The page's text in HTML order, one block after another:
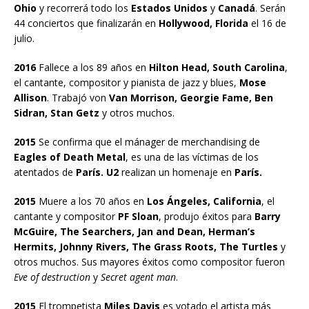
Ohio y recorrerá todo los Estados Unidos y Canadá. Serán
44 conciertos que finalizarán en Hollywood, Florida el 16 de
julio.
2016Fallece a los 89 años en Hilton Head, South Carolina,
el cantante, compositor y pianista de jazz y blues, Mose
Allison. Trabajó von Van Morrison, Georgie Fame, Ben
Sidran, Stan Getz y otros muchos.
2015 Se confirma que el mánager de merchandising de
Eagles of Death Metal, es una de las víctimas de los
atentados de París. U2 realizan un homenaje en París.
2015 Muere a los 70 años en Los Ángeles, California, el
cantante y compositorPF Sloan, produjo éxitos para Barry
McGuire, The Searchers, Jan and Dean, Herman’s
Hermits, Johnny Rivers, The Grass Roots, The Turtles y
otros muchos. Sus mayores éxitos como compositor fueron
Eve of destruction y Secret agent man.
2015 El trompetista Miles Davis es votado el artista más